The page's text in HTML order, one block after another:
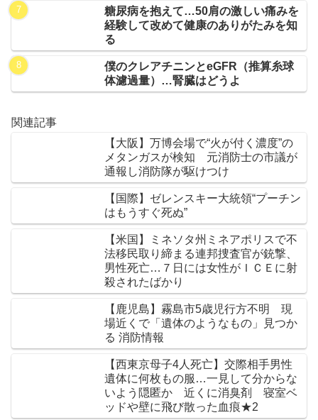
糖尿病を抱えて…50肩の激しい痛みを
経験して改めて健康のありがたみを知
る
僕のクレアチニンとeGFR（推算糸球
体濾過量）…腎臓はどうよ
関連記事
【大阪】万博会場で“火が付く濃度”の
メタンガスが検知 元消防士の市議が
通報し消防隊が駆けつけ
【国際】ゼレンスキー大統領“プーチン
はもうすぐ死ぬ”
【米国】ミネソタ州ミネアポリスで不
法移民取り締まる連邦捜査官が銃撃、
男性死亡…７日には女性がＩＣＥに射
殺されたばかり
【鹿児島】霧島市5歳児行方不明 現
場近くで「遺体のようなもの」見つか
る 消防情報
【西東京母子4人死亡】交際相手男性
遺体に何枚もの服…一見して分からな
いよう隠匿か 近くに消臭剤 寝室ベ
ッドや壁に飛び散った血痕★2